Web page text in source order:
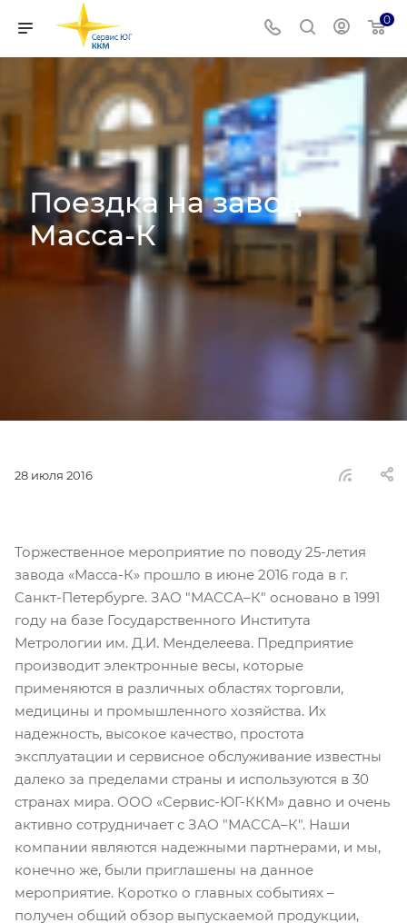
0
Поездка на завод
Масса-К
28 июля 2016
Торжественное мероприятие по поводу 25-летия
завода «Масса-К» прошло в июне 2016 года в г.
Санкт-Петербурге. ЗАО "МАССА–К" основано в 1991
году на базе Государственного Института
Метрологии им. Д.И. Менделеева. Предприятие
производит электронные весы, которые
применяются в различных областях торговли,
медицины и промышленного хозяйства. Их
надежность, высокое качество, простота
эксплуатации и сервисное обслуживание известны
далеко за пределами страны и используются в 30
странах мира. ООО «Сервис-ЮГ-ККМ» давно и очень
активно сотрудничает с ЗАО "МАССА–К". Наши
компании являются надежными партнерами, и мы,
конечно же, были приглашены на данное
мероприятие. Коротко о главных событиях –
получен общий обзор выпускаемой продукции,